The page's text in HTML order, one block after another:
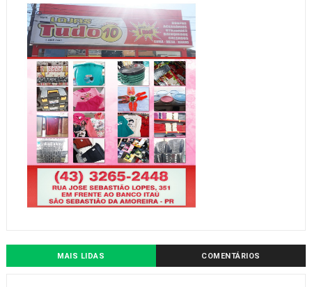
MAIS LIDAS COMENTÁRIOS